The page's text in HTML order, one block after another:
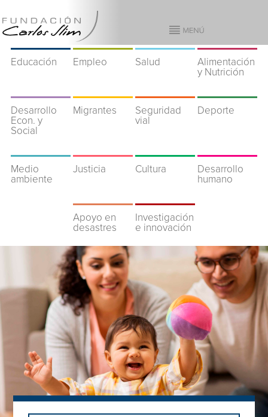
Educación Empleo Salud
Alimentación
y Nutrición
Desarrollo
Econ. y
Social
Migrantes
Seguridad
vial
Deporte
Medio
ambiente
Justicia Cultura
Desarrollo
humano
Apoyo en
desastres
Investigación
e innovación